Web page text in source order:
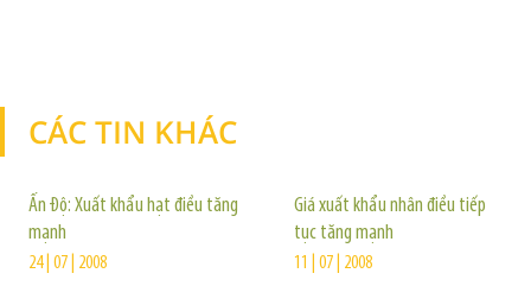
CÁC TIN KHÁC
Ấn Độ: Xuất khẩu hạt điều tăng
mạnh
24 | 07 | 2008
Giá xuất khẩu nhân điều tiếp
tục tăng mạnh
11 | 07 | 2008